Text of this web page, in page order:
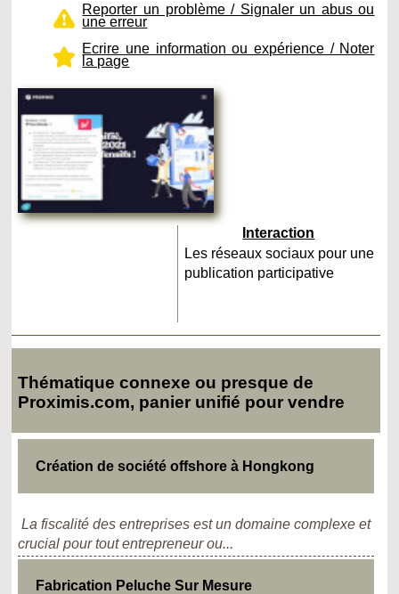
Reporter un problème / Signaler un abus ou
une erreur
Ecrire une information ou expérience / Noter
la page
Interaction
Les réseaux sociaux pour une
publication participative
Thématique connexe ou presque de
Proximis.com, panier unifié pour vendre
Création de société offshore à Hongkong
La fiscalité des entreprises est un domaine complexe et
crucial pour tout entrepreneur ou...
Fabrication Peluche Sur Mesure